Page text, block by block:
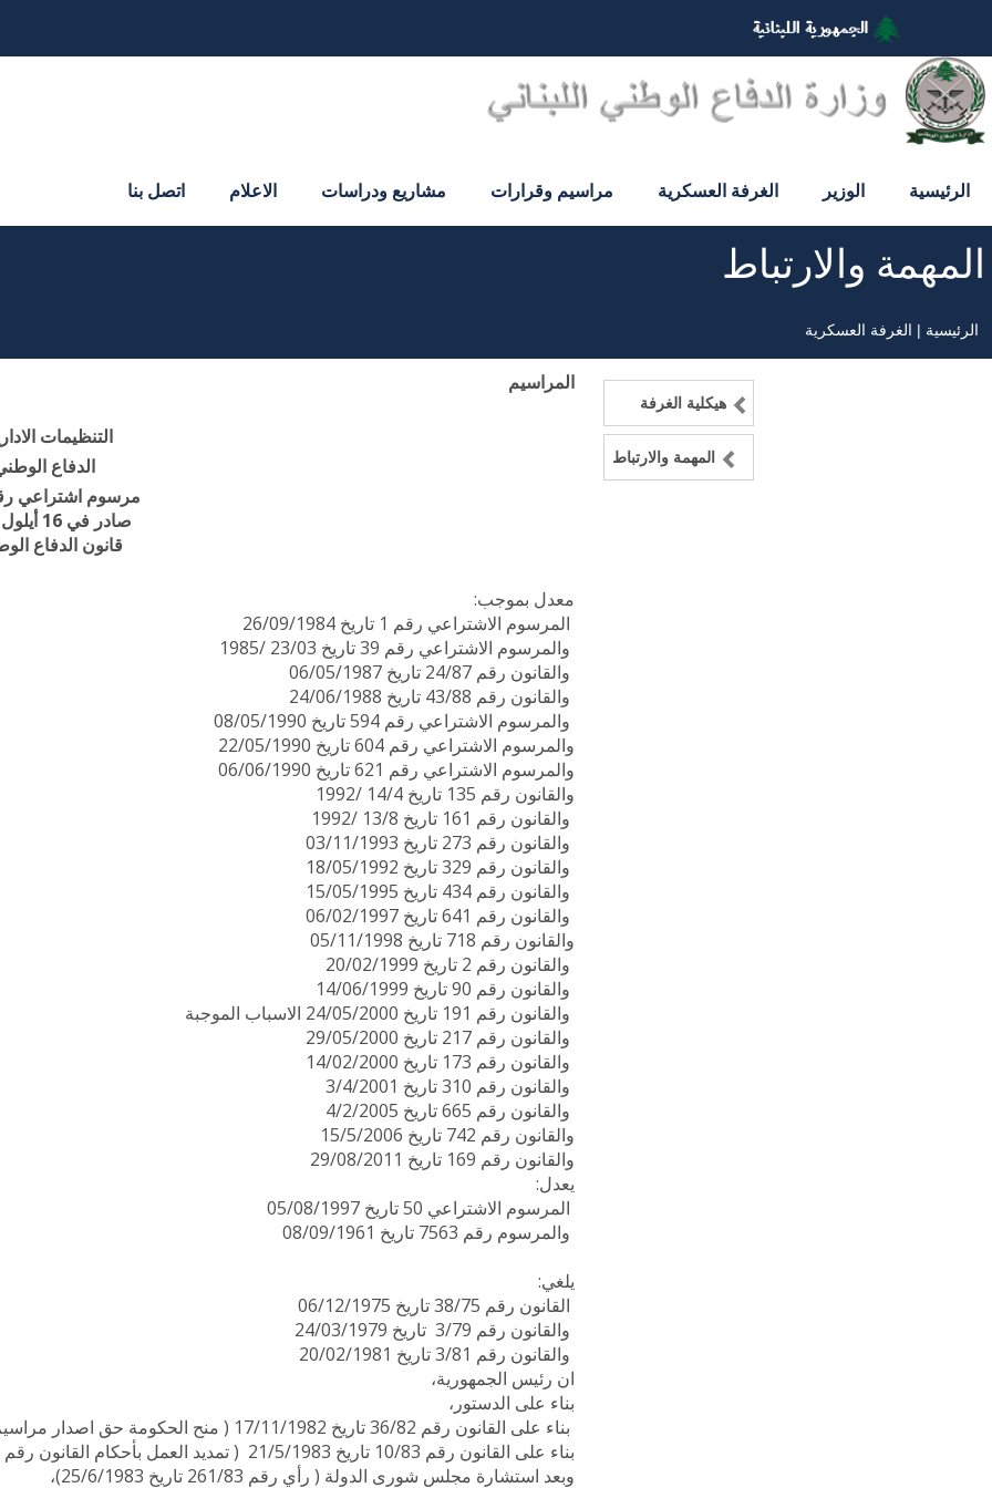
المحتوى
الرئيسي
الرئيسية الوزير الغرفة العسكرية مراسيم وقرارات مشاريع ودراسات الاعلام اتصل بنا
المهمة والارتباط
مسار
الرئيسية الغرفة العسكرية
المراسيم
التنظيمات
الدفاع
مرسوم اشتراعي رقم
صادر في 16 أيلول 1983
قانون الدفاع
معدل بموجب:
المرسوم الاشتراعي رقم 1 تاريخ 26/09/1984
والمرسوم الاشتراعي رقم 39 تاريخ 23/03 /1985
والقانون رقم 24/87 تاريخ 06/05/1987
والقانون رقم 43/88 تاريخ 24/06/1988
والمرسوم الاشتراعي رقم 594 تاريخ 08/05/1990
والمرسوم الاشتراعي رقم 604 تاريخ 22/05/1990
والمرسوم الاشتراعي رقم 621 تاريخ 06/06/1990
والقانون رقم 135 تاريخ 14/4 /1992
والقانون رقم 161 تاريخ 13/8 /1992
والقانون رقم 273 تاريخ 03/11/1993
والقانون رقم 329 تاريخ 18/05/1992
والقانون رقم 434 تاريخ 15/05/1995
والقانون رقم 641 تاريخ 06/02/1997
والقانون رقم 718 تاريخ 05/11/1998
والقانون رقم 2 تاريخ 20/02/1999
والقانون رقم 90 تاريخ 14/06/1999
والقانون رقم 191 تاريخ 24/05/2000 الاسباب الموجبة
والقانون رقم 217 تاريخ 29/05/2000
والقانون رقم 173 تاريخ 14/02/2000
والقانون رقم 310 تاريخ 3/4/2001
والقانون رقم 665 تاريخ 4/2/2005
والقانون رقم 742 تاريخ 15/5/2006
والقانون رقم 169 تاريخ 29/08/2011
يعدل:
المرسوم الاشتراعي 50 تاريخ 05/08/1997
والمرسوم رقم 7563 تاريخ 08/09/1961
يلغي:
القانون رقم 38/75 تاريخ 06/12/1975
والقانون رقم 3/79 تاريخ 24/03/1979
والقانون رقم 3/81 تاريخ 20/02/1981
ان رئيس الجمهورية،
بناء على الدستور،
بناء على القانون رقم 36/82 تاريخ 17/11/1982 ( منح الحكومة حق اصدار مراسيم اشتراعية )،
بناء على القانون رقم 10/83 تاريخ 21/5/1983 ( تمديد العمل بأحكام القانون رقم 36/82 تاريخ 17/11/1982 )،
وبعد استشارة مجلس شورى الدولة ( رأي رقم 261/83 تاريخ 25/6/1983)،
هيكلية الغرفة
المهمة والارتباط